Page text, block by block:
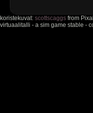
koristekuvat: scottscaggs from
virtuaalitalli - a sim game stable -